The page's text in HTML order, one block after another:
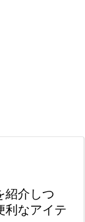
紹介しつ
利なアイテ